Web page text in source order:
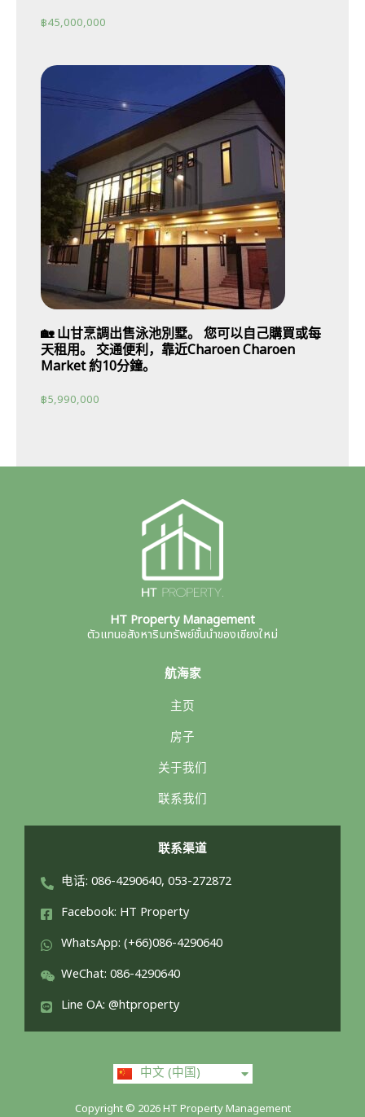
฿45,000,000
🏡 山甘烹調出售泳池別墅。 您可以自己購買或每
天租用。 交通便利，靠近Charoen Charoen
Market 約10分鐘。
฿5,990,000
HT Property Management
ตัวแทนอสังหาริมทรัพย์ชั้นนำของเชียงใหม่
航海家
主页
房子
关于我们
联系我们
联系渠道
电话: 086-4290640, 053-272872
Facebook: HT Property
WhatsApp: (+66)086-4290640
WeChat: 086-4290640
Line OA: @htproperty
中文 (中国)
English
Copyright © 2026 HT Property Management